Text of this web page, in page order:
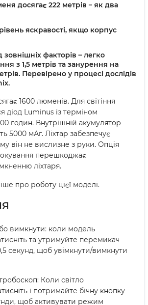
досягає 222 метрів – як два
яскравості, якщо корпус
зовнішніх факторів – легко
з 1,5 метрів та занурення на
Перевірено у процесі дослідів
1600 люменів. Для світіння
діод Luminus із терміном
годин. Внутрішній акумулятор
5000 мАг. Ліхтар забезпечує
він не вислизне з руки. Опція
перешкоджає
ліхтаря.
про роботу цієї моделі.
вимкнути: коли модель
та утримуйте перемикач
секунд, щоб увімкнути/вимкнути
Коли світло
і потримайте бічну кнопку
щоб активувати режим